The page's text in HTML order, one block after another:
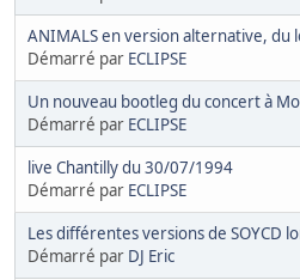
ANIMALS en version alternative, du
Démarré par ECLIPSE
Un nouveau bootleg du concert à
Démarré par ECLIPSE
live Chantilly du 30/07/1994
Démarré par ECLIPSE
Les différentes versions de SOYCD
Démarré par DJ Eric